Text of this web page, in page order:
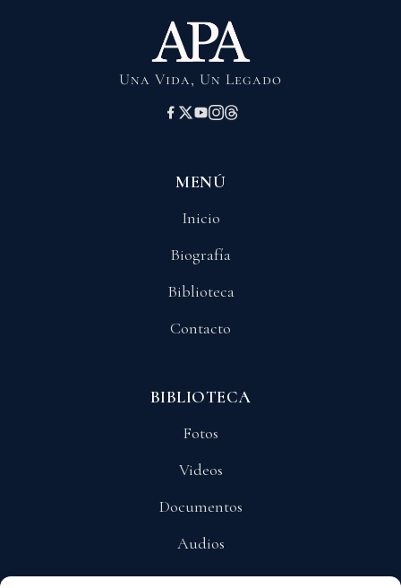
Una Vida, Un Legado
MENÚ
Inicio
Biografía
Biblioteca
Contacto
BIBLIOTECA
Fotos
Videos
Documentos
Audios